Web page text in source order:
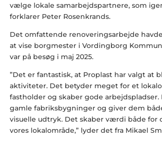
vælge lokale samarbejdspartnere, som
forklarer Peter Rosenkrands.
Det omfattende renoveringsarbejde
at vise borgmester i Vordingborg
var på besøg i maj 2025.
”Det er fantastisk, at Proplast har valgt at
aktiviteter. Det betyder meget for et
fastholder og skaber gode
gamle fabriksbygninger og giver dem
visuelle udtryk. Det skaber værdi både for
vores lokalområde,” lyder det fra Mikael